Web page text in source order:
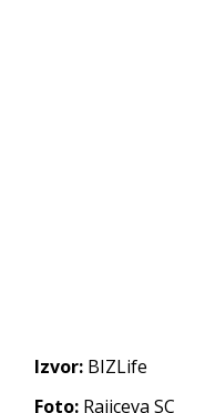
Izvor: BIZLife
Foto: Rajiceva SC